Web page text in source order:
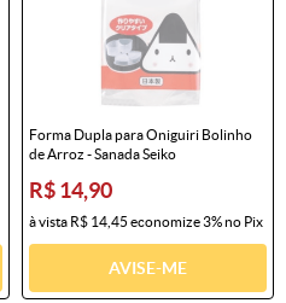
Forma Dupla para Oniguiri Bolinho
de Arroz - Sanada Seiko
R$ 14,90
à vista R$ 14,45 economize3%no Pix
AVISE-ME